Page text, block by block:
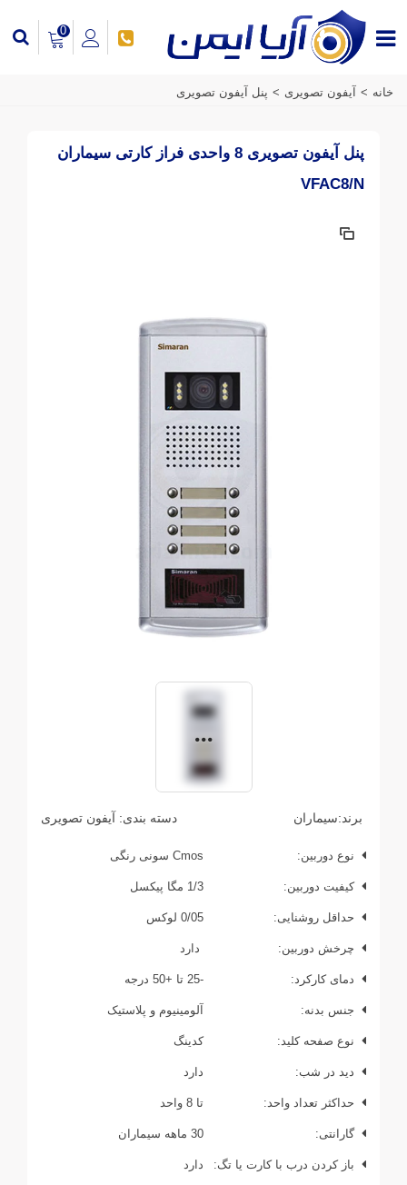
0
خانه > آیفون تصویری > پنل آیفون تصویری
پنل آیفون تصویری 8 واحدی فراز کارتی سیماران
VFAC8/N
برند:سیماران دسته بندی: آیفون تصویری
نوع دوربین: Cmos سونی رنگی
کیفیت دوربین: 1/3 مگا پیکسل
حداقل روشنایی: 0/05 لوکس
چرخش دوربین: دارد
دمای کارکرد: -25 تا +50 درجه
جنس بدنه: آلومینیوم و پلاستیک
نوع صفحه کلید: کدینگ
دید در شب: دارد
حداکثر تعداد واحد: تا 8 واحد
گارانتی: 30 ماهه سیماران
باز کردن درب با کارت یا تگ: دارد